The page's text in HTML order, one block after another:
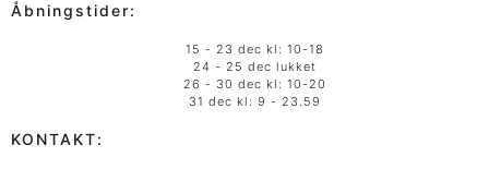
Åbningstider:
15 - 23 dec kl: 10-18
24 - 25 dec lukket
26 - 30 dec kl: 10-20
31 dec kl: 9 - 23.59
KONTAKT: